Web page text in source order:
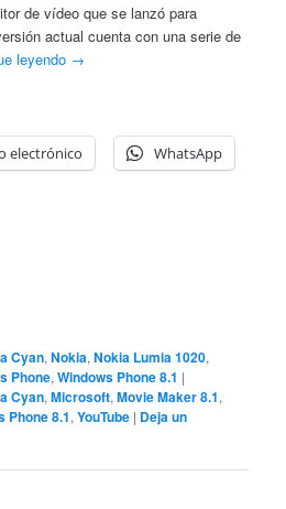
de vídeo que se lanzó para
actual cuenta con una serie de
leyendo →
electrónico WhatsApp
Cyan,Nokia,Nokia Lumia 1020,
Phone,Windows Phone 8.1 |
Cyan,Microsoft,Movie Maker 8.1,
Phone 8.1,YouTube | Deja un